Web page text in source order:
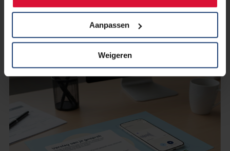
Aanpassen
Weigeren
Lees verder